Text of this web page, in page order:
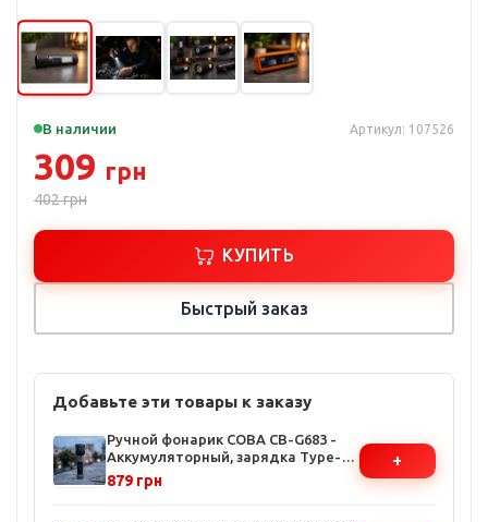
В наличии Артикул: 107526
309 грн
402грн
КУПИТЬ
Быстрый заказ
Добавьте эти товары к заказу
Ручной фонарик COBA CB-G683 -
Аккумуляторный, зарядка Type-C,
функция Power Bank,
телескопическая фокусировка
879 грн
+